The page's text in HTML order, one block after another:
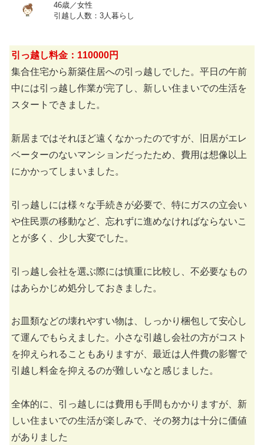
46歳／女性
引越し人数：3人暮らし
引っ越し料金：110000円
集合住宅から新築住居への引っ越しでした。平日の午前
中には引っ越し作業が完了し、新しい住まいでの生活を
スタートできました。
新居まではそれほど遠くなかったのですが、旧居がエレ
ベーターのないマンションだったため、費用は想像以上
にかかってしまいました。
引っ越しには様々な手続きが必要で、特にガスの立会い
や住民票の移動など、忘れずに進めなければならないこ
とが多く、少し大変でした。
引っ越し会社を選ぶ際には慎重に比較し、不必要なもの
はあらかじめ処分しておきました。
お皿類などの壊れやすい物は、しっかり梱包して安心し
て運んでもらえました。小さな引越し会社の方がコスト
を抑えられることもありますが、最近は人件費の影響で
引越し料金を抑えるのが難しいなと感じました。
全体的に、引っ越しには費用も手間もかかりますが、新
しい住まいでの生活が楽しみで、その努力は十分に価値
がありました